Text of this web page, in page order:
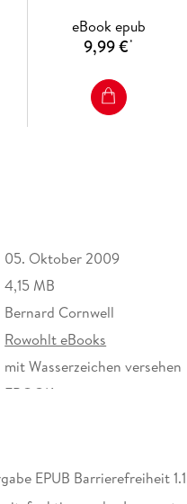
eBook epub
9,99 €*
05. Oktober 2009
4,15 MB
Bernard Cornwell
Rowohlt eBooks
mit Wasserzeichen versehen
EBOOK
EPUB Barrierefreiheit 1.1